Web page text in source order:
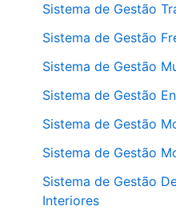
Sistema de Gestão
Sistema de Gestão
Sistema de Gestão
Sistema de Gestão
Sistema de Gestão
Sistema de Gestão
Sistema de Gestão
Interiores